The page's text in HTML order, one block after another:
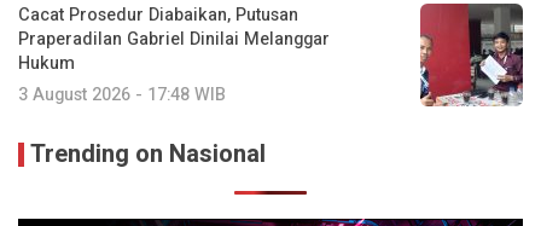
Cacat Prosedur Diabaikan, Putusan
Praperadilan Gabriel Dinilai Melanggar
Hukum
3 August 2026 - 17:48 WIB
Trending on Nasional